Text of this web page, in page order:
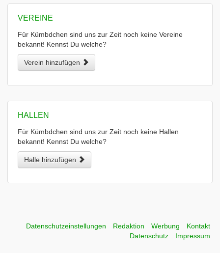
VEREINE
Für Kümbdchen sind uns zur Zeit noch keine Vereine
bekannt! Kennst Du welche?
Verein hinzufügen
HALLEN
Für Kümbdchen sind uns zur Zeit noch keine Hallen
bekannt! Kennst Du welche?
Halle hinzufügen
Datenschutzeinstellungen Redaktion Werbung
Kontakt
Datenschutz
Impressum